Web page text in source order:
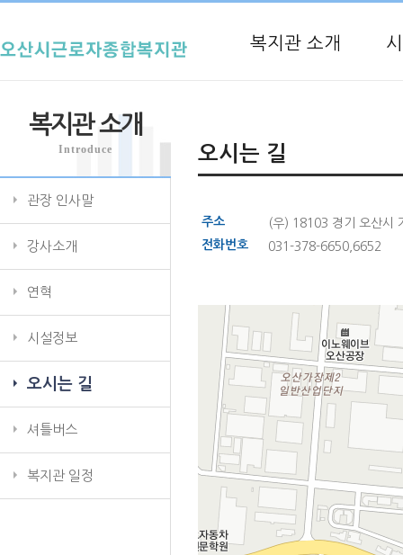
복지관 소개
복지관 소개
Introduce
관장 인사말
강사소개
연혁
시설정보
오시는 길
셔틀버스
복지관 일정
오시는 길
주소
(우) 18103 경기 오산시
전화번호
031-378-6650,6652